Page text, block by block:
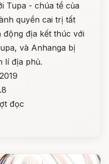
Tupa - chúa tể của
quyền cai trị tất
động địa kết thúc với
và Anhanga bị
lí địa phủ.
đọc